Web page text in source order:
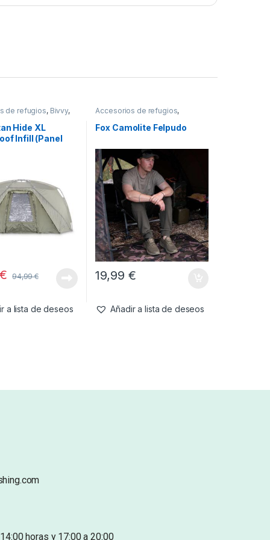
de refugios, Bivvy,
Hide XL
Infill (Panel
€ 94,99€
a lista de deseos
Accesorios de refugios,
Fox Camolite Felpudo
19,99 €
Añadir a lista de deseos
horas y 17:00 a 20:00